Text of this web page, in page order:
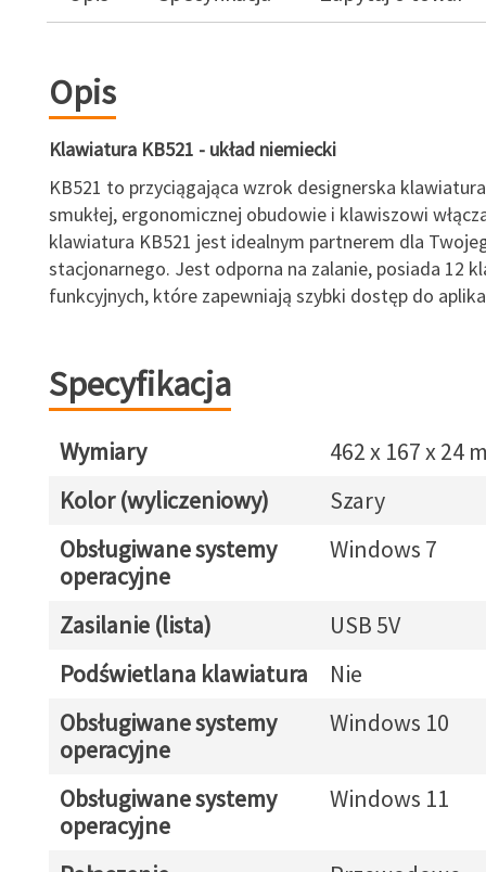
Opis
Klawiatura KB521 - układ niemiecki
KB521 to przyciągająca wzrok designerska
smukłej, ergonomicznej obudowie i klawiszowi
klawiatura KB521 jest idealnym partnerem dla
stacjonarnego. Jest odporna na zalanie, posiada 12
funkcyjnych, które zapewniają szybki dostęp do
Specyfikacja
Wymiary
462 x 167 x 24
Kolor (wyliczeniowy)
Szary
Obsługiwane systemy
operacyjne
Windows 7
Zasilanie (lista)
USB 5V
Podświetlana klawiatura
Nie
Obsługiwane systemy
operacyjne
Windows 10
Obsługiwane systemy
operacyjne
Windows 11